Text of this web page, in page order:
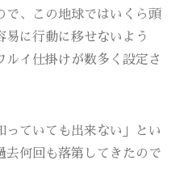
で、この地球ではいくら頭
易に行動に移せないよう
ルイ仕掛けが数多く設定さ
っていても出来ない」とい
去何回も落第してきたので